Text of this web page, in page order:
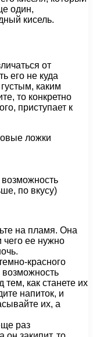
один,
кисель.
от
его не куда
каким
то конкретно
приступает к
ложки
по вкусу)
на пламя. Она
чего ее нужно
красного
возможность
тем, как станете их
напиток, и
их, а
раз